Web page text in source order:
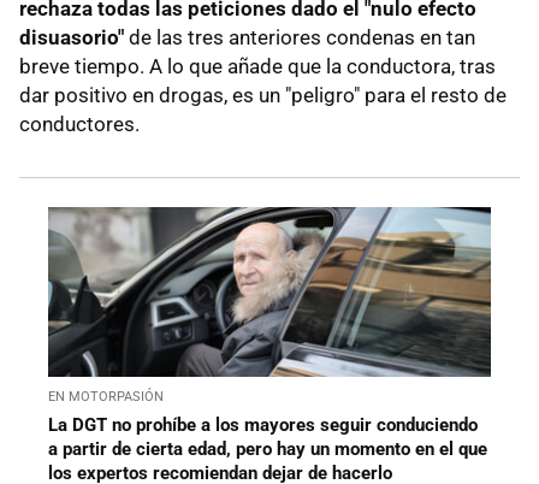
rechaza todas las peticiones dado el "nulo efecto
disuasorio" de las tres anteriores condenas en tan
breve tiempo. A lo que añade que la conductora, tras
dar positivo en drogas, es un "peligro" para el resto de
conductores.
EN MOTORPASIÓN
La DGT no prohíbe a los mayores seguir conduciendo
a partir de cierta edad, pero hay un momento en el que
los expertos recomiendan dejar de hacerlo